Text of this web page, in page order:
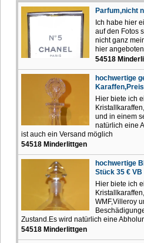
Parfum,nicht
Ich habe hier
auf den Fotos
nicht ganz
hier angeboten
54518
hochwertige
Hier biete ich
und in einem
natürlich eine
ist auch ein Versand möglich
54518 Minderlittgen
hochwertige
Stück 35 € VB
Hier biete ich
WMF,Villeroy
Zustand.Es wird natürlich eine
54518 Minderlittgen